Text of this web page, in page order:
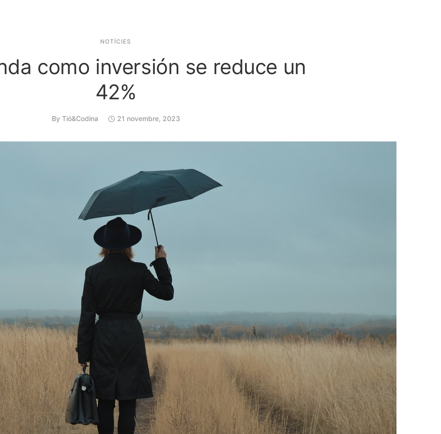
NOTÍCIES
como inversión se reduce un
42%
By Tió&Codina 21 novembre, 2023